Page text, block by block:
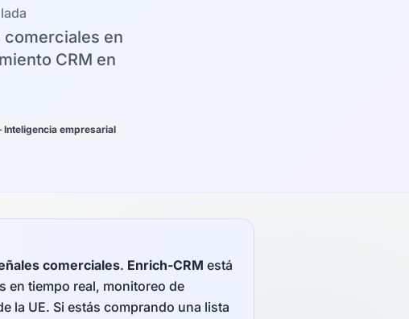
comerciales en
CRM en
empresarial
comerciales. Enrich-CRM está
en tiempo real, monitoreo de
la UE. Si estás comprando una lista